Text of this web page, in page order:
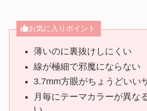
お気に入りポイント
薄いのに裏抜けしにくい
線が極細で邪魔にならない
3.7mm方眼がちょうどいい
月毎にテーマカラーが異な